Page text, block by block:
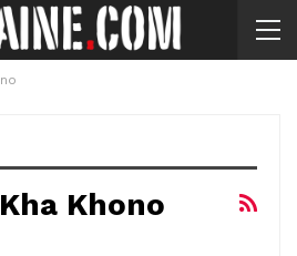
Khono